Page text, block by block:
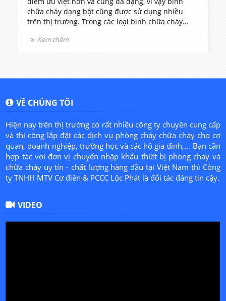
chữa cháy dạng bột cũng được sử dụng nhiều
trên thị trường. Trong các loại bình chữa cháy
dụng rất phổ biến vì nó có kích thước và khối
Xem thêm
VỀ CHÚNG TÔI
Hiện nay trên thị trường có rất nhiều công ty chuyên cung cấp
và thi công lắp đặt các dịch vụ phòng cháy chữa cháy cho cơ
quan, doanh nghiệp, trường học và các hộ gia đình,... Bạn cần
hợp tác với đơn vị chuyển nhập khẩu thiết bị phòng cháy và
chữa cháy uy tín - chất lượng hàng đầu tại Việt Nam thì Công
ty TNHH MTV Cơ điên & PCCC Lộc Phát là đối tác đáng tin cậy.
VIDEO